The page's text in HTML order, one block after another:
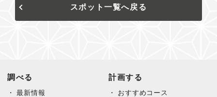
スポット一覧へ戻る
調べる
最新情報
計画する
おすすめコース